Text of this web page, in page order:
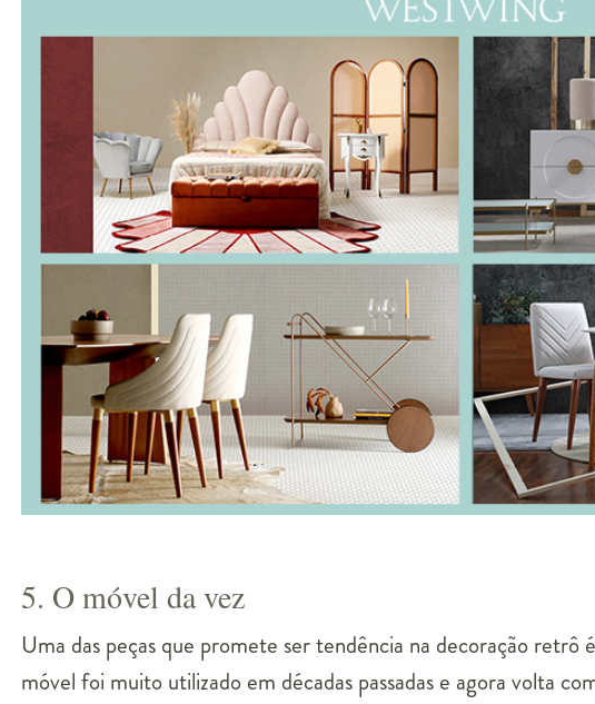
5. O móvel da vez
Uma das peças que promete ser tendência na decoração retrô
móvel foi muito utilizado em décadas passadas e agora volta